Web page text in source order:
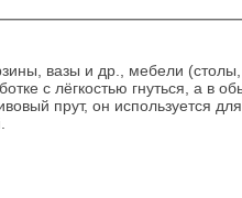
вазы и др., мебели (столы,
с лёгкостью гнуться, а в
прут, он используется для